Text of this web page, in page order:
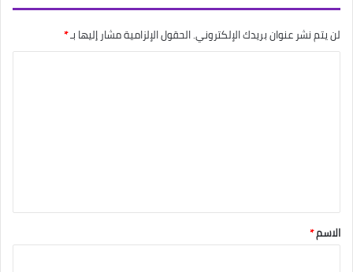
لن يتم نشر عنوان بريدك الإلكتروني.الحقول الإلزامية مشار إليها بـ*
*
الاسم*